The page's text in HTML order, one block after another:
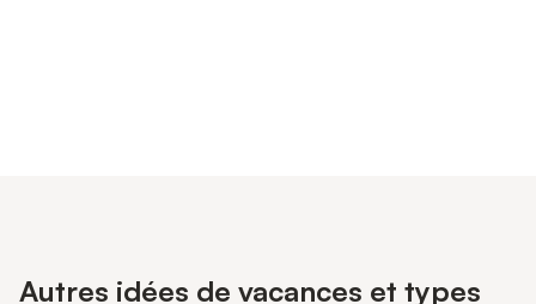
Autres idées de vacances et types